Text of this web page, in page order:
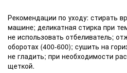
Рекомендации по уходу: стирать
машине; деликатная стирка при
не использовать отбеливатель;
оборотах (400-600); сушить на
не гладить; при необходимости
щеткой.